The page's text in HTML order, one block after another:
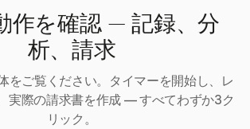
作を確認 — 記録、分
析、請求
をご覧ください。タイマーを開始し、レ
実際の請求書を作成 — すべてわずか3ク
リック。